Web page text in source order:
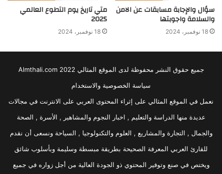
سؤال والإجابة مسابقات عن الامن
والسلامة واجوبتها
18 نوفمبر، 2024
متي تاريخ يوم التطوع العالمي
2025
18 نوفمبر، 2024
جميع حقوق النشر محفوظة لدى الموقع المثالي 2022 Almthali.com
سياسة الخصوصية والاستخدام
نعمل في الموقع المثالي على إثراء المحتوى العربي على الانترنت في مجالات
عديدة منها الدراسة والتعليم , اخبار النجوم والمشاهير , الأسرة , الصحة
والجمال , التجارة والمشاريع , العلوم والتكنولوجيا , السياحة ونسعى أن نقدم
للقارئ العربي المعرفة الصحيحة بطريقة مبسطة وسليمة وبأسلوب شائق
ويختص في صنع وتوفير المحتوي ذو الجودة العالية من أجل زواره في جميع